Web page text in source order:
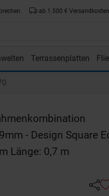
ab 1.500 €
Terrassenplatten
- Design Square
Länge: 0,7 m